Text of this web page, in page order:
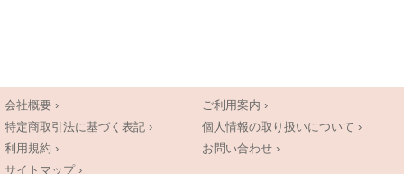
会社概要 ›
ご利用案内 ›
特定商取引法に基づく表記 ›
個人情報の取り扱いについて ›
利用規約 ›
お問い合わせ ›
サイトマップ ›